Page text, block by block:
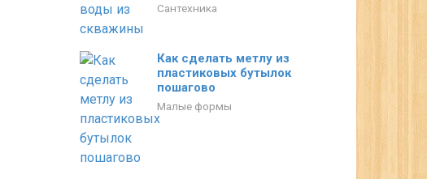
Сантехника
Как сделать метлу из
пластиковых бутылок
пошагово
Малые формы